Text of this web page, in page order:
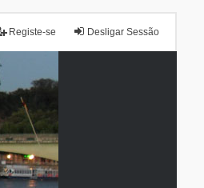
Desligar Sessão
Registe-se